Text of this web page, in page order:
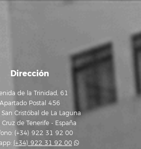
Dirección
de la Trinidad, 61
Apartado Postal 456
Cristóbal de La Laguna
Cruz de Tenerife - España
(+34) 922 31 92 00
(+34) 922 31 92 00